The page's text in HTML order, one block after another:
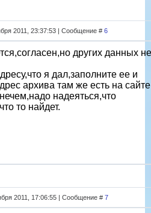
2011, 23:37:53 | Сообщение # 6
других данных
я дал,заполните ее и
архива там же есть на
надеяться,что
то найдет.
2011, 17:06:55 | Сообщение # 7